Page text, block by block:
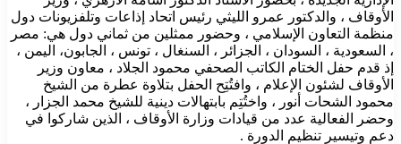
الأوقاف ، والدكتور عمرو الليثي رئيس اتحاد إذاعات وتلفزيونات دول
منظمة التعاون الإسلامي ، وحضور ممثلين من ثماني دول هي: مصر
، السعودية ، السودان ، الجزائر ، السنغال ، تونس ، الجابون، اليمن ،
إذ قدم حفل الختام الكاتب الصحفي محمود الجلاد ، معاون وزير
الأوقاف لشئون الإعلام ، وافتُتِح الحفل بتلاوة عطرة من الشيخ
محمود الشحات أنور ، واختُتِم بابتهالات دينية للشيخ محمد الجزار ،
وحضر الفعالية عدد من قيادات وزارة الأوقاف ، الذين شاركوا في
دعم وتيسير تنظيم الدورة .